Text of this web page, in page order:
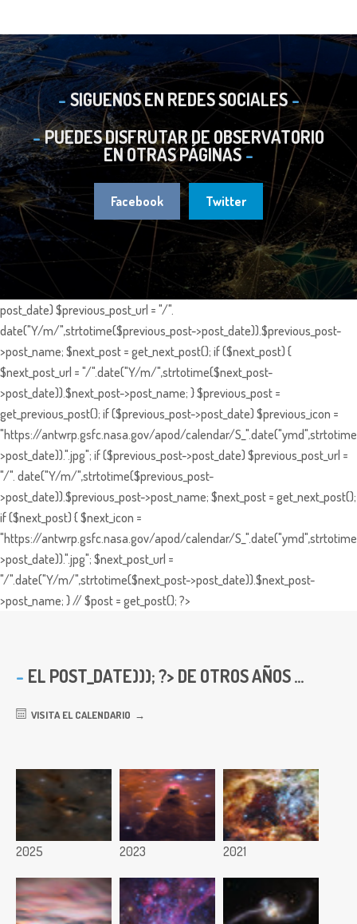
SIGUENOS EN REDES SOCIALES
PUEDES DISFRUTAR DE OBSERVATORIO
EN OTRAS PÁGINAS
Facebook Twitter
post_date) $previous_post_url = "/".
date("Y/m/",strtotime($previous_post->post_date)).$previous_post-
>post_name; $next_post = get_next_post(); if ($next_post) {
$next_post_url = "/".date("Y/m/",strtotime($next_post-
>post_date)).$next_post->post_name; } $previous_post =
get_previous_post(); if ($previous_post->post_date) $previous_icon =
"https://antwrp.gsfc.nasa.gov/apod/calendar/
>post_date)).".jpg"; if ($previous_post->post_date) $previous_post_url =
"/". date("Y/m/",strtotime($previous_post-
>post_date)).$previous_post->post_name; $next_post = get_next_post();
if ($next_post) { $next_icon =
"https://antwrp.gsfc.nasa.gov/apod/calendar/
>post_date)).".jpg"; $next_post_url =
"/".date("Y/m/",strtotime($next_post->post_date)).$next_post-
>post_name; } // $post = get_post(); ?>
EL POST_DATE))); ?> DE OTROS AÑOS ...
VISITA EL CALENDARIO
2025 2023 2021